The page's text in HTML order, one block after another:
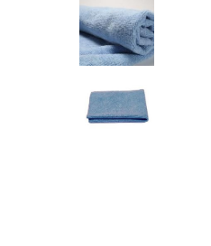
Superior Set pistoale de vopsit
Anest Iwata WS 400 Clear / LS-400
Accesorii pistoale de vopsit
Pistoale de vopsit automate